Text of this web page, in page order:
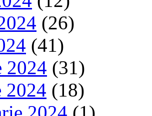
(26)
(41)
2024 (31)
2024 (18)